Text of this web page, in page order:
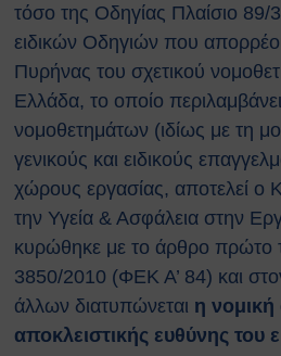
Συνοπτικοί
τόσο της Οδηγίας Πλαίσιο 89/
ειδικών Οδηγιών που
Πυρήνας του σχετικού
Ελλάδα, το οποίο
νομοθετημάτων (ιδίως με τη
γενικούς και ειδικούς
χώρους εργασίας, αποτελεί ο
την Υγεία & Ασφάλεια στην
κυρώθηκε με το άρθρο πρώτο
3850/2010 (ΦΕΚ Α’ 84) και
άλλων διατυπώνεται η νομική
αποκλειστικής ευθύνης του